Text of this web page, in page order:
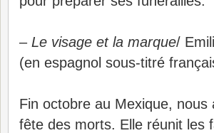
– Le visage et la marque/
(en espagnol sous-titré
Fin octobre au Mexique, nous
fête des morts. Elle réunit les